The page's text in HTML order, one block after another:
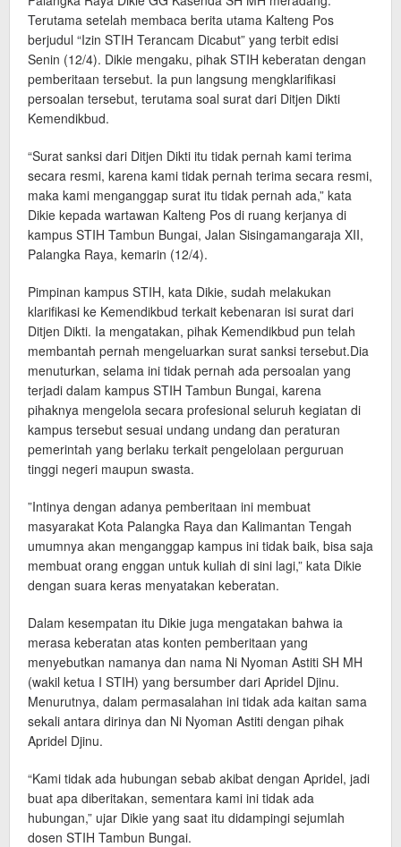
Terutama setelah membaca berita utama Kalteng Pos
berjudul “Izin STIH Terancam Dicabut” yang terbit edisi
Senin (12/4). Dikie mengaku, pihak STIH keberatan dengan
pemberitaan tersebut. Ia pun langsung mengklarifikasi
persoalan tersebut, terutama soal surat dari Ditjen Dikti
Kemendikbud.
“Surat sanksi dari Ditjen Dikti itu tidak pernah kami terima
secara resmi, karena kami tidak pernah terima secara resmi,
maka kami menganggap surat itu tidak pernah ada,” kata
Dikie kepada wartawan Kalteng Pos di ruang kerjanya di
kampus STIH Tambun Bungai, Jalan Sisingamangaraja XII,
Palangka Raya, kemarin (12/4).
Pimpinan kampus STIH, kata Dikie, sudah melakukan
klarifikasi ke Kemendikbud terkait kebenaran isi surat dari
Ditjen Dikti. Ia mengatakan, pihak Kemendikbud pun telah
membantah pernah mengeluarkan surat sanksi tersebut.Dia
menuturkan, selama ini tidak pernah ada persoalan yang
terjadi dalam kampus STIH Tambun Bungai, karena
pihaknya mengelola secara profesional seluruh kegiatan di
kampus tersebut sesuai undang undang dan peraturan
pemerintah yang berlaku terkait pengelolaan perguruan
tinggi negeri maupun swasta.
”Intinya dengan adanya pemberitaan ini membuat
masyarakat Kota Palangka Raya dan Kalimantan Tengah
umumnya akan menganggap kampus ini tidak baik, bisa saja
membuat orang enggan untuk kuliah di sini lagi,” kata Dikie
dengan suara keras menyatakan keberatan.
Dalam kesempatan itu Dikie juga mengatakan bahwa ia
merasa keberatan atas konten pemberitaan yang
menyebutkan namanya dan nama Ni Nyoman Astiti SH MH
(wakil ketua I STIH) yang bersumber dari Apridel Djinu.
Menurutnya, dalam permasalahan ini tidak ada kaitan sama
sekali antara dirinya dan Ni Nyoman Astiti dengan pihak
Apridel Djinu.
“Kami tidak ada hubungan sebab akibat dengan Apridel, jadi
buat apa diberitakan, sementara kami ini tidak ada
hubungan,” ujar Dikie yang saat itu didampingi sejumlah
dosen STIH Tambun Bungai.